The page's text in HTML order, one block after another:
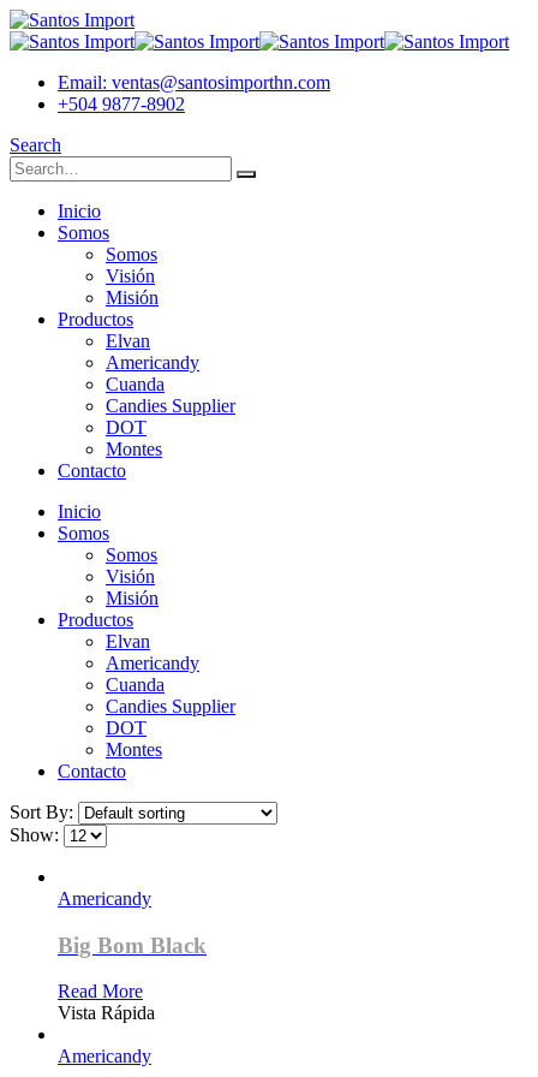
Email: ventas@santosimporthn.com
+504 9877-8902
Search
Inicio
Somos
Somos
Visión
Misión
Productos
Elvan
Americandy
Cuanda
Candies Supplier
DOT
Montes
Contacto
Inicio
Somos
Somos
Visión
Misión
Productos
Elvan
Americandy
Cuanda
Candies Supplier
DOT
Montes
Contacto
Sort By:
Show:
Americandy
Big Bom Black
Read More
Vista Rápida
Americandy